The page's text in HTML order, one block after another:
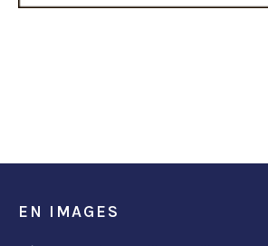
EN IMAGES